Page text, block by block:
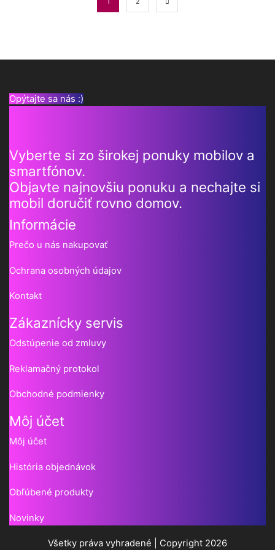
Opýtajte sa nás :)
Vyberte si zo širokej ponuky mobilov a
smartfónov.
Objavte najnovšiu ponuku a nechajte si
mobil doručiť rovno domov.
Informácie
Prečo u nás nakupovať
Ochrana osobných údajov
Kontakt
Zákaznícky servis
Odstúpenie od zmluvy
Reklamačný protokol
Obchodné podmienky
Môj účet
Môj účet
História objednávok
Obľúbené produkty
Novinky
Všetky práva vyhradené | Copyright 2026